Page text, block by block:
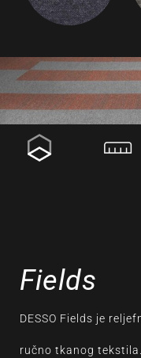
Fields
DESSO Fields je
ručno tkanog